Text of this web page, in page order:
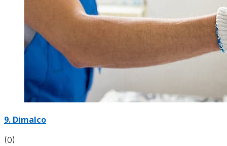
9. Dimalco
(0)